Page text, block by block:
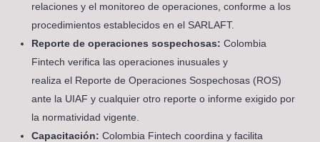
relaciones y el monitoreo de operaciones, conforme a los
procedimientos establecidos en el SARLAFT.
Reporte de operaciones sospechosas: Colombia
Fintech verifica las operaciones inusuales y
realiza el Reporte de Operaciones Sospechosas (ROS)
ante la UIAF y cualquier otro reporte o informe exigido por
la normatividad vigente.
Capacitación: Colombia Fintech coordina y facilita